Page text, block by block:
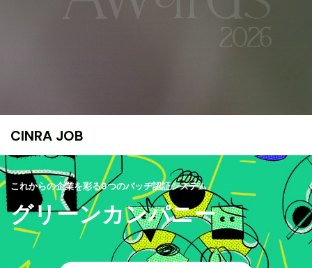
CINRA JOB
これからの企業を彩る9つのバッヂ認証システム
グリーンカンパニー